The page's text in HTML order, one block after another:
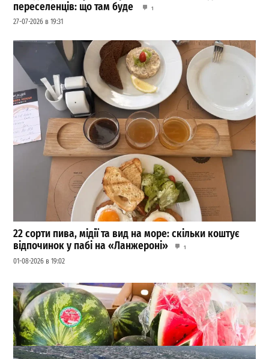
переселенців: що там буде
1
27-07-2026 в 19:31
22 сорти пива, мідії та вид на море: скільки коштує
відпочинок у пабі на «Ланжероні»
1
01-08-2026 в 19:02
Ворог змінив тактику атак на Одесу: що тепер
загрожує портам
0
04-08-2026 в 06:53
ВИБІР РЕДАКЦІЇ